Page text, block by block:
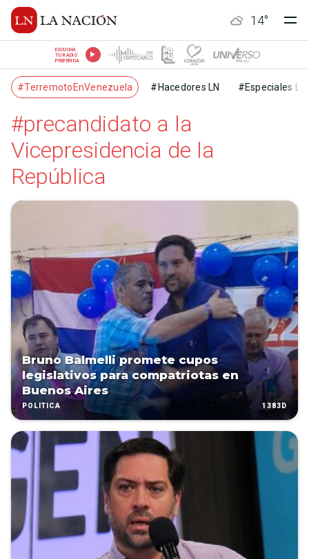
14°
ESCUCHÁ
TU RADIO
PREFERIDA
#TerremotoEnVenezuela #Hacedores LN #Especiales LN
#precandidato a la
Vicepresidencia de la
República
Bruno Balmelli promete cupos
legislativos para compatriotas en
Buenos Aires
POLÍTICA 1383D